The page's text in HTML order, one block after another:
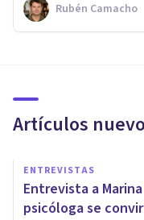
Rubén Camacho
Artículos
ENTREVISTAS
Entrevista a
psicóloga se